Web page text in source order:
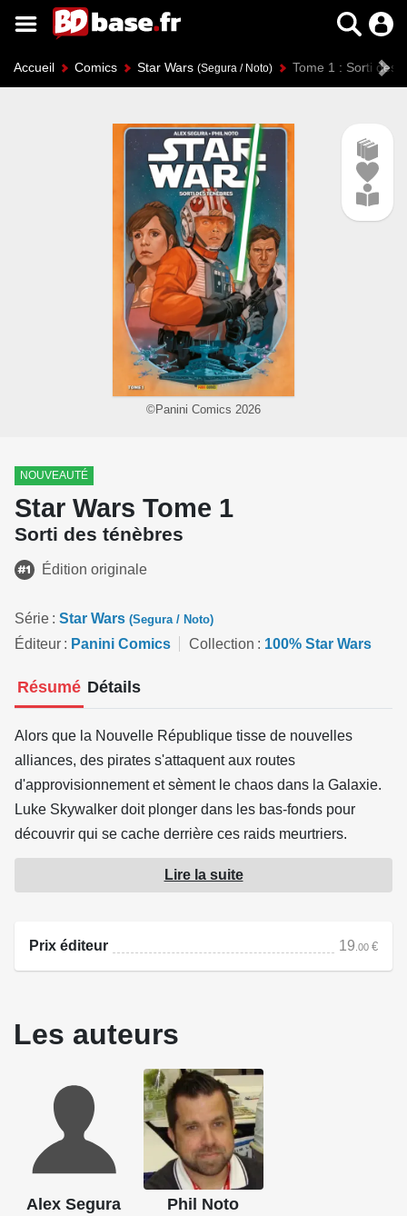
Accueil Comics Star Wars (Segura / Noto) Tome 1 : Sorti des
©Panini Comics 2026
NOUVEAUTÉ
Star Wars Tome 1
Sorti des ténèbres
Édition originale
Série Star Wars (Segura / Noto)
Éditeur Panini Comics Collection 100% Star Wars
Résumé Détails
Alors que la Nouvelle République tisse de nouvelles
alliances, des pirates s'attaquent aux routes
d'approvisionnement et sèment le chaos dans la Galaxie.
Luke Skywalker doit plonger dans les bas-fonds pour
découvrir qui se cache derrière ces raids meurtriers.
Découvrez les pirates Nagai et une multitude d'ennemis
qui menacent Luke, Leia, Han Solo et les autres héros de
dans une époque encore très peu explorée : celle qui suit
Skywalker et les héros de la Rébellion, alors qu'ils tentent
bannière de la République.
Source : Panini Comics
Lire la suite
Prix éditeur 19 .00 €
Les auteurs
Alex Segura Phil Noto